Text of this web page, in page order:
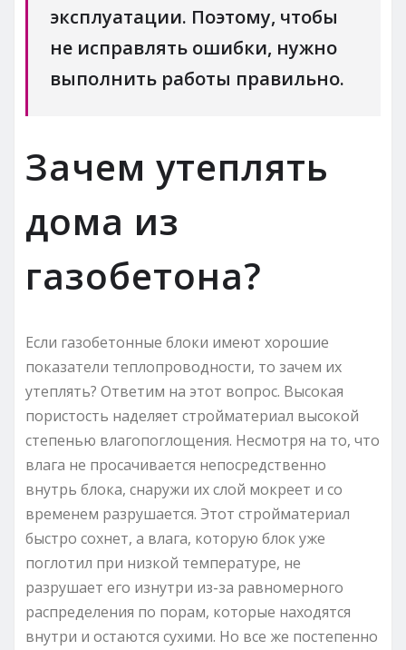
эксплуатации. Поэтому, чтобы
не исправлять ошибки, нужно
выполнить работы правильно.
Зачем утеплять
дома из
газобетона?
Если газобетонные блоки имеют хорошие
показатели теплопроводности, то зачем их
утеплять? Ответим на этот вопрос. Высокая
пористость наделяет стройматериал высокой
степенью влагопоглощения. Несмотря на то, что
влага не просачивается непосредственно
внутрь блока, снаружи их слой мокреет и со
временем разрушается. Этот стройматериал
быстро сохнет, а влага, которую блок уже
поглотил при низкой температуре, не
разрушает его изнутри из-за равномерного
распределения по порам, которые находятся
внутри и остаются сухими. Но все же постепенно